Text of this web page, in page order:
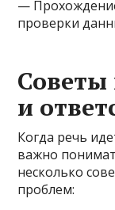
—
проверки
Советы
и
Когда речь
важно
несколько
проблем: